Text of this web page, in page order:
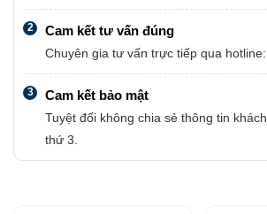
2 Cam kết tư vấn đúng
Chuyên gia tư vấn trực tiếp qua
3 Cam kết bảo mật
Tuyệt đối không chia sẻ thông tin
thứ 3.